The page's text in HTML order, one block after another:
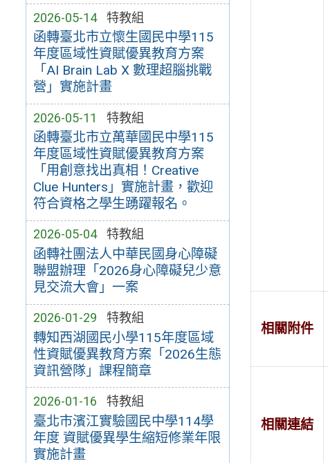
2026-05-14 特教組
函轉臺北市立懷生國民中學115
年度區域性資賦優異教育方案
「AI Brain Lab X 數理超腦挑戰
營」實施計畫
2026-05-11 特教組
函轉臺北市立萬華國民中學115
年度區域性資賦優異教育方案
「用創意找出真相！Creative
Clue Hunters」實施計畫，歡迎
符合資格之學生踴躍報名。
2026-05-04 特教組
函轉社團法人中華民國身心障礙
聯盟辦理「2026身心障礙兒少意
見交流大會」一案
2026-01-29 特教組
轉知西湖國民小學115年度區域
性資賦優異教育方案「2026生態
資訊營隊」課程簡章
2026-01-16 特教組
臺北市濱江實驗國民中學114學
年度 資賦優異學生縮短修業年限
實施計畫
相關附件
相關連結